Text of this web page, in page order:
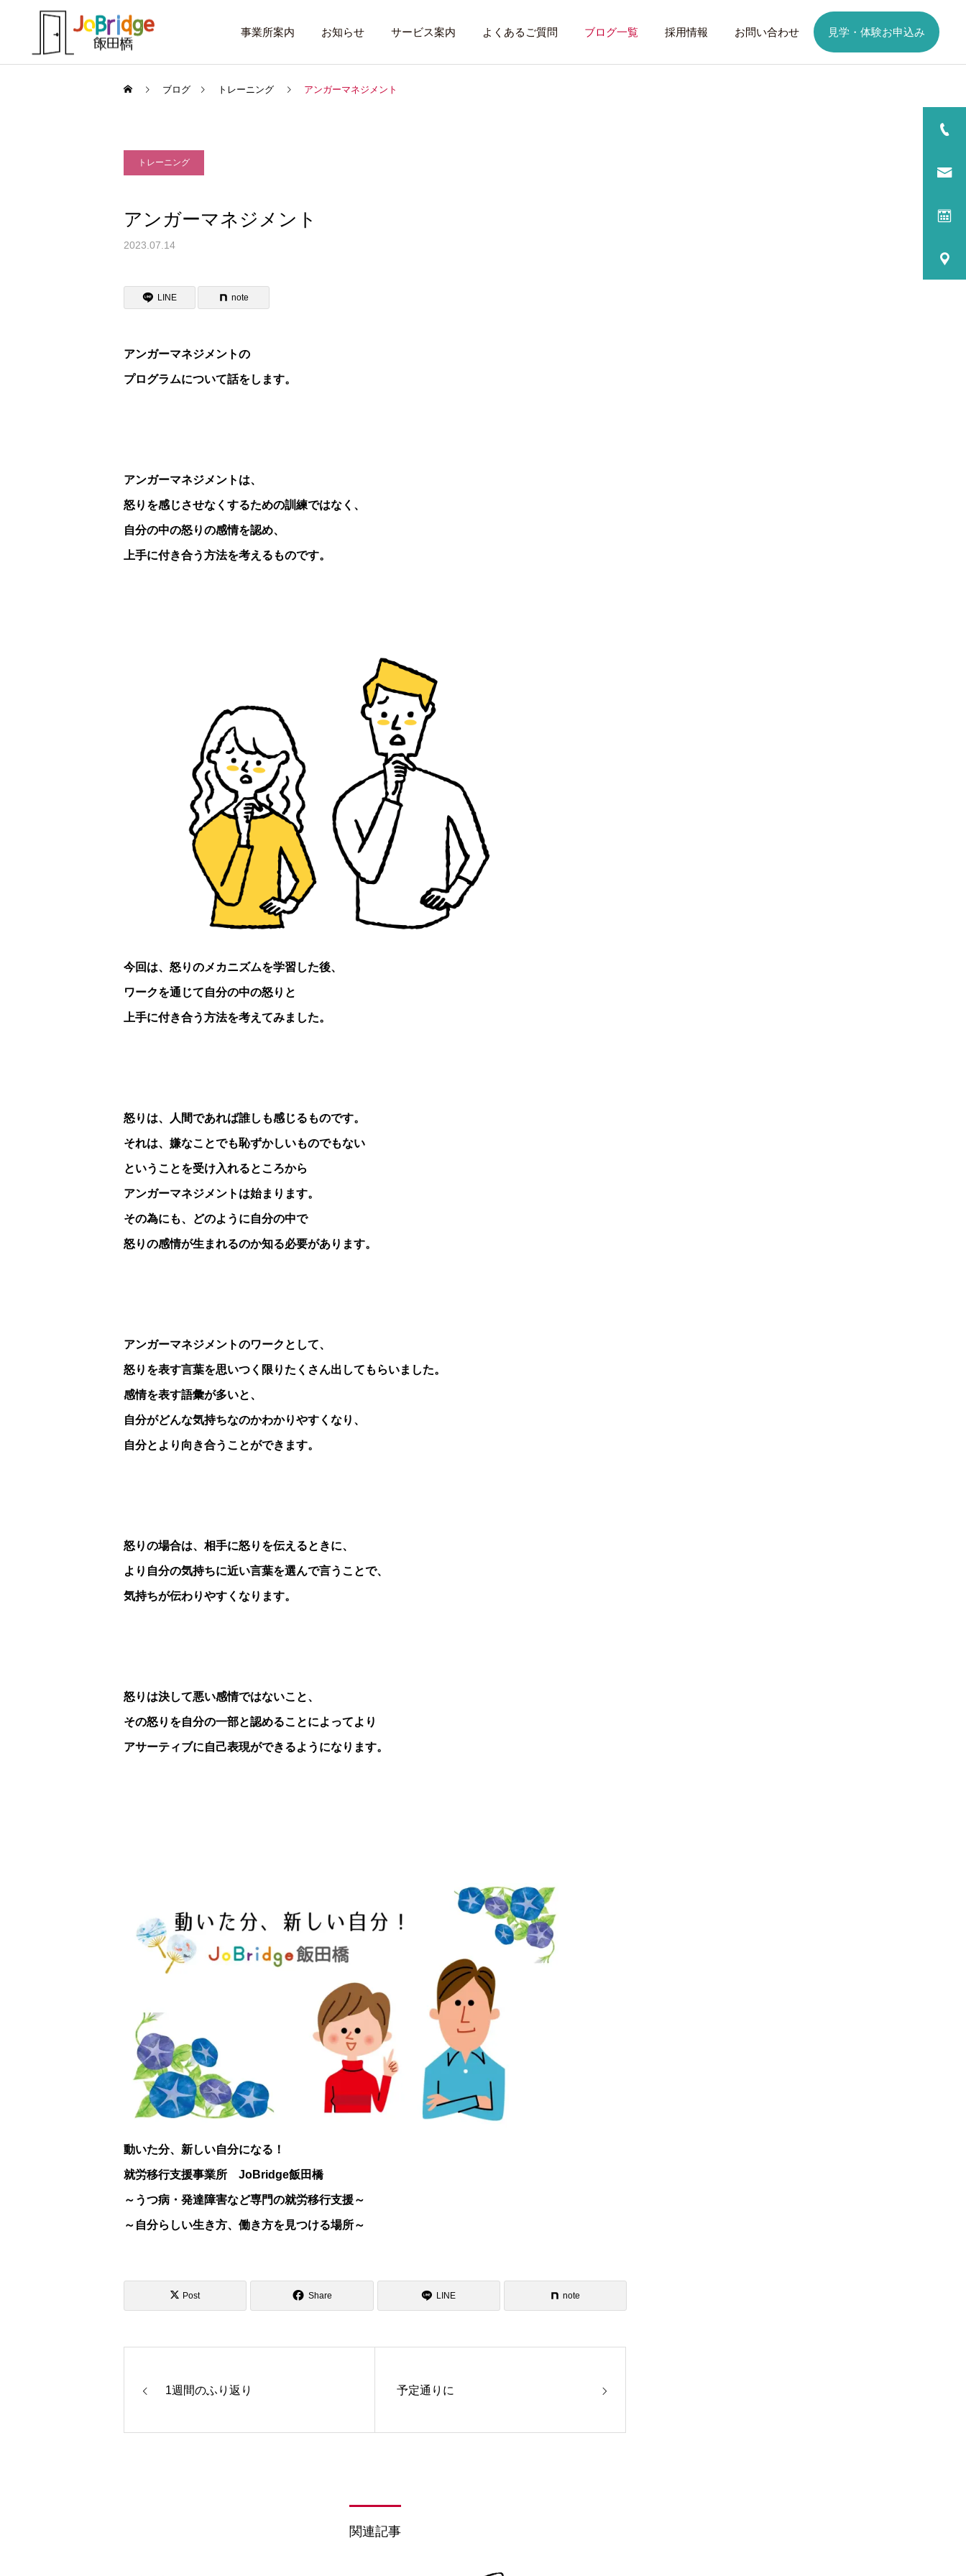
事業所案内 お知らせ サービス案内 よくあるご質問 ブログ一覧 採用情報 お問い合わせ 見学・体験お申込み
働き続けるための土台
ブログ トレーニング アンガーマネジメント
トレーニング
アンガーマネジメント
2023.07.14
LINE note
アンガーマネジメントの
プログラムについて話をします。
アンガーマネジメントは、
怒りを感じさせなくするための訓練ではなく、
自分の中の怒りの感情を認め、
上手に付き合う方法を考えるものです。
今回は、怒りのメカニズムを学習した後、
ワークを通じて自分の中の怒りと
上手に付き合う方法を考えてみました。
怒りは、人間であれば誰しも感じるものです。
それは、嫌なことでも恥ずかしいものでもない
ということを受け入れるところから
アンガーマネジメントは始まります。
その為にも、どのように自分の中で
怒りの感情が生まれるのか知る必要があります。
アンガーマネジメントのワークとして、
怒りを表す言葉を思いつく限りたくさん出してもらいました。
感情を表す語彙が多いと、
自分がどんな気持ちなのかわかりやすくなり、
自分とより向き合うことができます。
怒りの場合は、相手に怒りを伝えるときに、
より自分の気持ちに近い言葉を選んで言うことで、
気持ちが伝わりやすくなります。
怒りは決して悪い感情ではないこと、
その怒りを自分の一部と認めることによってより
アサーティブに自己表現ができるようになります。
動いた分、新しい自分になる！
就労移行支援事業所 JoBridge飯田橋
～うつ病・発達障害など専門の就労移行支援～
～自分らしい生き方、働き方を見つける場所～
Post Share LINE note
1週間のふり返り 予定通りに
関連記事